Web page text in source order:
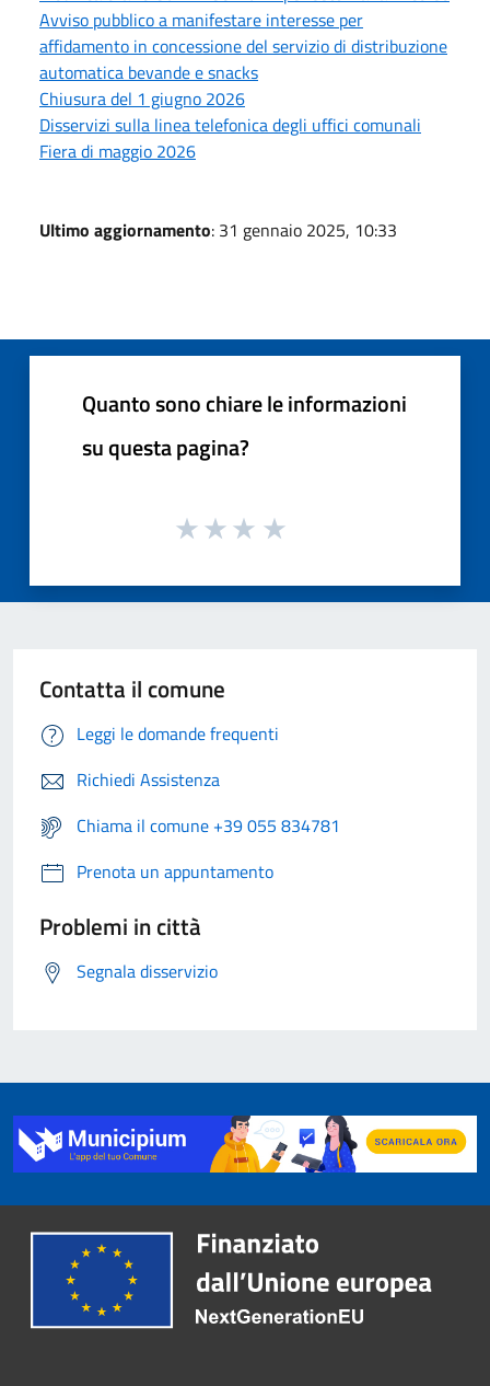
Avviso pubblico a manifestare interesse per
affidamento in concessione del servizio di distribuzione
automatica bevande e snacks
Chiusura del 1 giugno 2026
Disservizi sulla linea telefonica degli uffici comunali
Fiera di maggio 2026
Ultimo aggiornamento: 31 gennaio 2025, 10:33
Quanto sono chiare le informazioni
su questa pagina?
Contatta il comune
Leggi le domande frequenti
Richiedi Assistenza
Chiama il comune +39 055 834781
Prenota un appuntamento
Problemi in città
Segnala disservizio